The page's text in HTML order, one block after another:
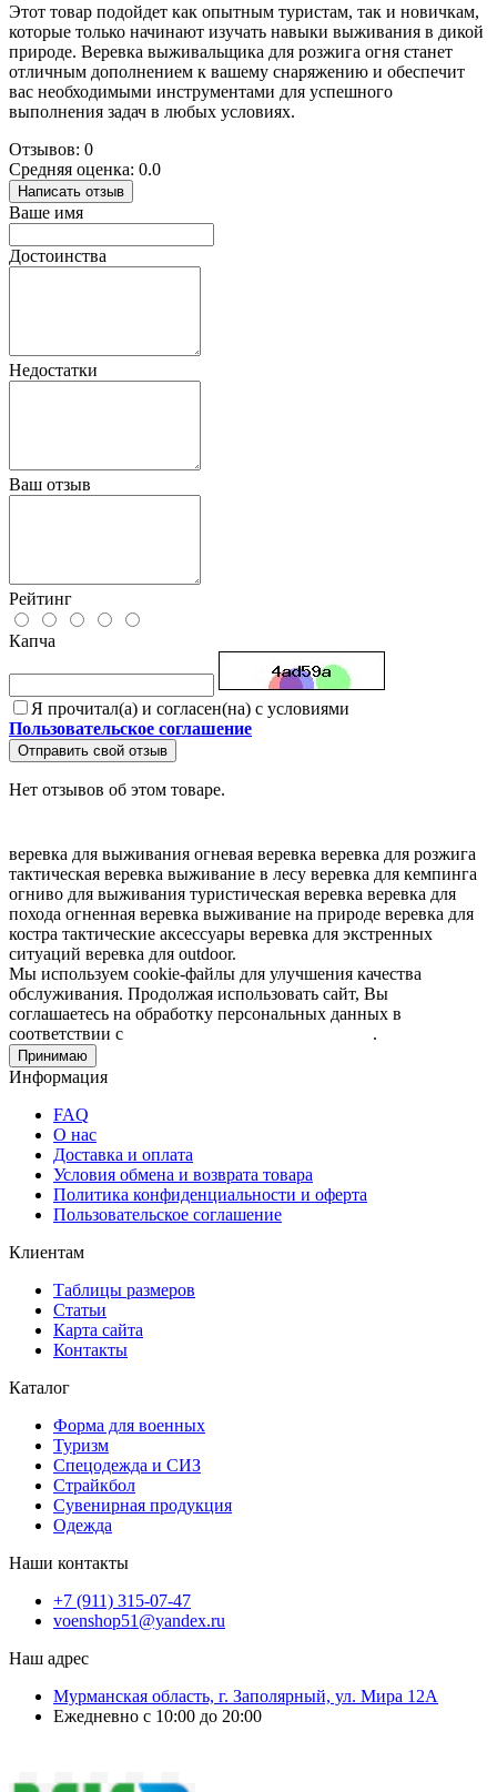
Этот товар подойдет как опытным туристам, так и новичкам,
которые только начинают изучать навыки выживания в дикой
природе. Веревка выживальщика для розжига огня станет
отличным дополнением к вашему снаряжению и обеспечит
вас необходимыми инструментами для успешного
выполнения задач в любых условиях.
Отзывов: 0
Средняя оценка: 0.0
Написать отзыв
Ваше имя
Достоинства
Недостатки
Ваш отзыв
Рейтинг
Капча
Я прочитал(а) и согласен(на) с условиями
Пользовательское соглашение
Отправить свой отзыв
Нет отзывов об этом товаре.
веревка для выживания огневая веревка веревка для розжига
тактическая веревка выживание в лесу веревка для кемпинга
огниво для выживания туристическая веревка веревка для
похода огненная веревка выживание на природе веревка для
костра тактические аксессуары веревка для экстренных
ситуаций веревка для outdoor.
Мы используем cookie-файлы для улучшения качества
обслуживания. Продолжая использовать сайт, Вы
соглашаетесь на обработку персональных данных в
соответствии с
.
Принимаю
Информация
FAQ
О нас
Доставка и оплата
Условия обмена и возврата товара
Политика конфиденциальности и оферта
Пользовательское соглашение
Клиентам
Таблицы размеров
Статьи
Карта сайта
Контакты
Каталог
Форма для военных
Туризм
Спецодежда и СИЗ
Страйкбол
Сувенирная продукция
Одежда
Наши контакты
+7 (911) 315-07-47
voenshop51@yandex.ru
Наш адрес
Мурманская область, г. Заполярный, ул. Мира 12А
Ежедневно с 10:00 до 20:00